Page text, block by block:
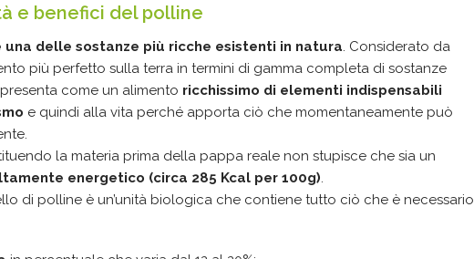
e benefici del polline
una delle sostanze più ricche esistenti in natura . Considerato da
più perfetto sulla terra in termini di gamma completa di sostanze
come un alimento ricchissimo di elementi indispensabili
e quindi alla vita perché apporta ciò che momentaneamente può
la materia prima della pappa reale non stupisce che sia un
energetico (circa 285 Kcal per 100g)
di polline è un’unità biologica che contiene tutto ciò che è necessario